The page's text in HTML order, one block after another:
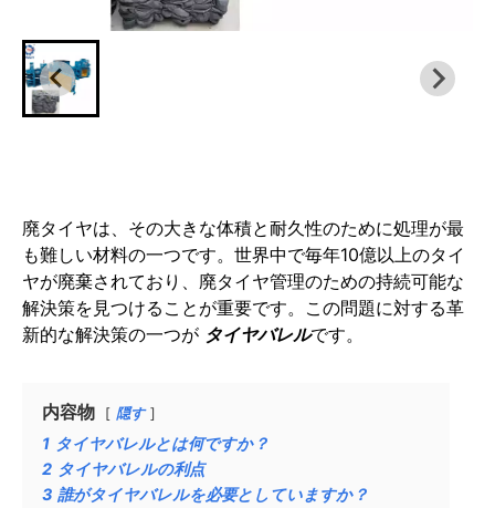
廃タイヤは、その大きな体積と耐久性のために処理が最
も難しい材料の一つです。世界中で毎年10億以上のタイ
ヤが廃棄されており、廃タイヤ管理のための持続可能な
解決策を見つけることが重要です。この問題に対する革
新的な解決策の一つが タイヤバレルです。
内容物 隠す
1 タイヤバレルとは何ですか？
2 タイヤバレルの利点
3 誰がタイヤバレルを必要としていますか？